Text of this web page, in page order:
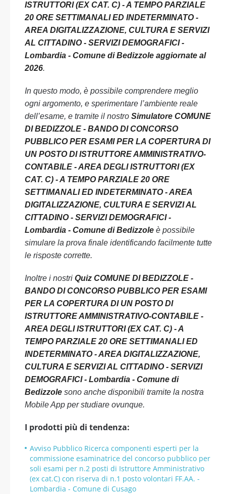
ISTRUTTORI (EX CAT. C) - A TEMPO PARZIALE
20 ORE SETTIMANALI ED INDETERMINATO -
AREA DIGITALIZZAZIONE, CULTURA E SERVIZI
AL CITTADINO - SERVIZI DEMOGRAFICI -
Lombardia - Comune di Bedizzole aggiornate al
2026.
In questo modo, è possibile comprendere meglio
ogni argomento, e sperimentare l’ambiente reale
dell’esame, e tramite il nostro Simulatore COMUNE
DI BEDIZZOLE - BANDO DI CONCORSO
PUBBLICO PER ESAMI PER LA COPERTURA DI
UN POSTO DI ISTRUTTORE AMMINISTRATIVO-
CONTABILE - AREA DEGLI ISTRUTTORI (EX
CAT. C) - A TEMPO PARZIALE 20 ORE
SETTIMANALI ED INDETERMINATO - AREA
DIGITALIZZAZIONE, CULTURA E SERVIZI AL
CITTADINO - SERVIZI DEMOGRAFICI -
Lombardia - Comune di Bedizzole è possibile
simulare la prova finale identificando facilmente tutte
le risposte corrette.
Inoltre i nostri Quiz COMUNE DI BEDIZZOLE -
BANDO DI CONCORSO PUBBLICO PER ESAMI
PER LA COPERTURA DI UN POSTO DI
ISTRUTTORE AMMINISTRATIVO-CONTABILE -
AREA DEGLI ISTRUTTORI (EX CAT. C) - A
TEMPO PARZIALE 20 ORE SETTIMANALI ED
INDETERMINATO - AREA DIGITALIZZAZIONE,
CULTURA E SERVIZI AL CITTADINO - SERVIZI
DEMOGRAFICI - Lombardia - Comune di
Bedizzole sono anche disponibili tramite la nostra
Mobile App per studiare ovunque.
I prodotti più di tendenza:
Avviso Pubblico Ricerca componenti esperti per la
commissione esaminatrice del concorso pubblico per
soli esami per n.2 posti di Istruttore Amministrativo
(ex cat.C) con riserva di n.1 posto volontari FF.AA. -
Lombardia - Comune di Cusago